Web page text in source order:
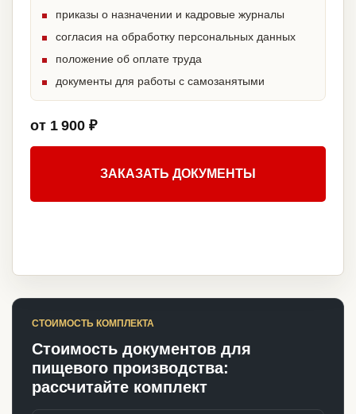
приказы о назначении и кадровые журналы
согласия на обработку персональных данных
положение об оплате труда
документы для работы с самозанятыми
от 1 900 ₽
ЗАКАЗАТЬ ДОКУМЕНТЫ
СТОИМОСТЬ КОМПЛЕКТА
Стоимость документов для
пищевого производства:
рассчитайте комплект